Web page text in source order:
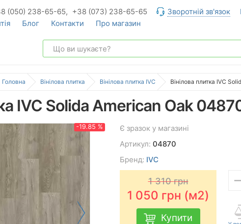
(050) 238-65-65, +38 (073) 238-65-65 Зворотній зв'язок
Блог Контакти Про магазин
Головна Вінілова плитка Вінілова плитка IVC Вінілова плитка IVC
IVC Solida American Oak
-19.85 %
Є зразок у магазині
Артикул: 04870
Бренд: IVC
1 310грн
1 050 грн (м2)
Купити